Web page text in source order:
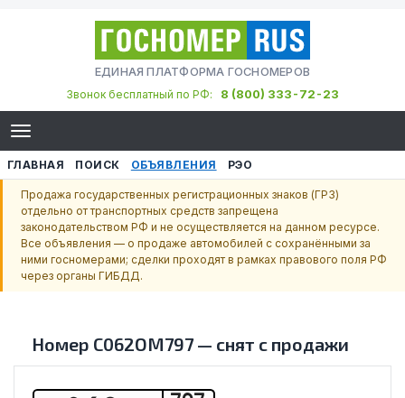
ЕДИНАЯ ПЛАТФОРМА ГОСНОМЕРОВ
Звонок бесплатный по РФ:
8 (800) 333-72-23
ГЛАВНАЯ ПОИСК ОБЪЯВЛЕНИЯ РЭО
Продажа государственных регистрационных знаков (ГРЗ)
отдельно от транспортных средств запрещена
законодательством РФ и не осуществляется на данном ресурсе.
Все объявления — о продаже автомобилей с сохранёнными за
ними госномерами; сделки проходят в рамках правового поля РФ
через органы ГИБДД.
Номер С062ОМ797— снят с продажи